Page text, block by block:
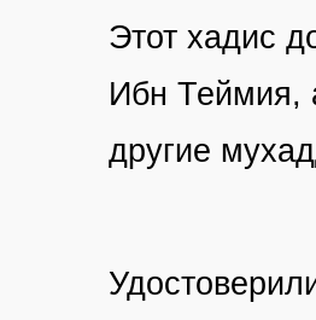
Этот хадис
Ибн Теймия,
другие